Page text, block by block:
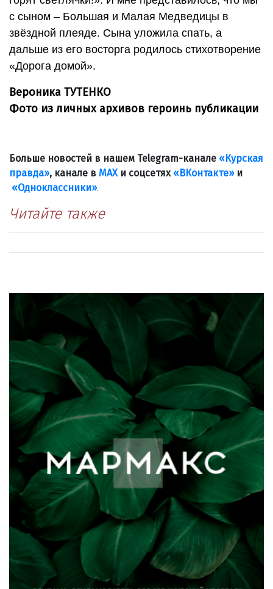
с сыном – Большая и Малая Медведицы в
звёздной плеяде. Сына уложила спать, а
дальше из его восторга родилось стихотворение
«Дорога домой».
Вероника ТУТЕНКО
Фото из личных архивов героинь публикации
Больше новостей в нашем Telegram-канале «Курская
правда», канале в МАХи соцсетях «ВКонтакте»и
«Одноклассники».
Читайте также